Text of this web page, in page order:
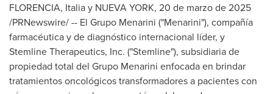
FLORENCIA, Italia y NUEVA YORK, 20 de marzo de 2025
/PRNewswire/ -- El Grupo Menarini ("Menarini"), compañía
farmacéutica y de diagnóstico internacional líder, y
Stemline Therapeutics, Inc. ("Stemline"), subsidiaria de
propiedad total del Grupo Menarini enfocada en brindar
tratamientos oncológicos transformadores a pacientes con